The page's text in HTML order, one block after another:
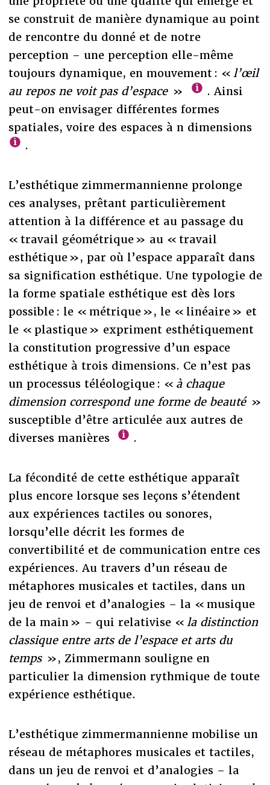
se construit de manière dynamique au point
de rencontre du donné et de notre
perception – une perception elle-même
toujours dynamique, en mouvement : « l’œil
au repos ne voit pas d’espace »
. Ainsi
peut-on envisager différentes formes
spatiales, voire des espaces à n dimensions
.
L’esthétique zimmermannienne prolonge
ces analyses, prêtant particulièrement
attention à la différence et au passage du
« travail géométrique » au « travail
esthétique », par où l’espace apparaît dans
sa signification esthétique. Une typologie de
la forme spatiale esthétique est dès lors
possible : le « métrique », le « linéaire » et
le « plastique » expriment esthétiquement
la constitution progressive d’un espace
esthétique à trois dimensions. Ce n’est pas
un processus téléologique : « à chaque
dimension correspond une forme de beauté »
susceptible d’être articulée aux autres de
diverses manières
.
La fécondité de cette esthétique apparaît
plus encore lorsque ses leçons s’étendent
aux expériences tactiles ou sonores,
lorsqu’elle décrit les formes de
convertibilité et de communication entre ces
expériences. Au travers d’un réseau de
métaphores musicales et tactiles, dans un
jeu de renvoi et d’analogies – la « musique
de la main » – qui relativise « la distinction
classique entre arts de l’espace et arts du
temps », Zimmermann souligne en
particulier la dimension rythmique de toute
expérience esthétique.
L’esthétique zimmermannienne mobilise un
réseau de métaphores musicales et tactiles,
dans un jeu de renvoi et d’analogies – la